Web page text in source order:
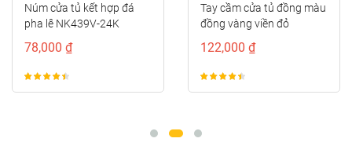
Núm cửa tủ kết hợp đá
pha lê NK439V-24K
78,000 ₫
Tay cầm cửa tủ đồng màu
đồng vàng viền đỏ
122,000 ₫